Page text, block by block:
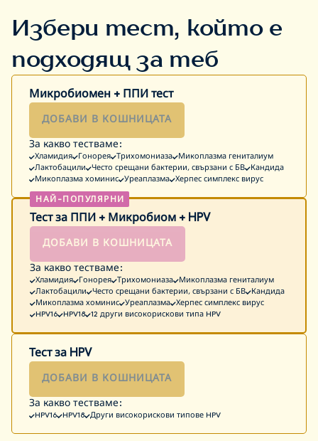
Избери тест, който е
подходящ за теб
Микробиомен + ППИ тест
ДОБАВИ В КОШНИЦАТА
За какво тестваме:
Хламидия Гонорея Трихомониаза
Микоплазма гениталиум
Лактобацили
Често срещани бактерии, свързани с БВ
Кандида
Микоплазма хоминис
Уреаплазма Херпес симплекс вирус
Тест за ППИ + Микробиом + HPV
ДОБАВИ В КОШНИЦАТА
За какво тестваме:
Хламидия Гонорея Трихомониаза
Микоплазма гениталиум
Лактобацили
Често срещани бактерии, свързани с БВ
Кандида
Микоплазма хоминис
Уреаплазма
Херпес симплекс вирус
HPV16
HPV18 12 други високорискови типа HPV
Тест за HPV
ДОБАВИ В КОШНИЦАТА
За какво тестваме:
HPV16 HPV18 Други високорискови типове HPV